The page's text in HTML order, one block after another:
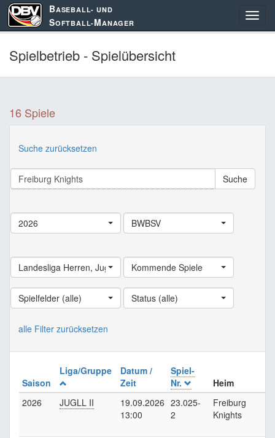
BASEBALL- UND
SOFTBALL-MANAGER
Spielbetrieb - Spielübersicht
16 Spiele
Suche zurücksetzen
Suche
2026 BWBSV
Landesliga Herren, Jugend Landesliga,Schüler Landesliga
Kommende Spiele
Spielfelder (alle) Status (alle)
alle Filter zurücksetzen
Saison
Liga/Gruppe
Datum /
Zeit
Spiel-
Nr.
Heim
2026
JUGLL II
19.09.2026
13:00
23.025-
2
Freiburg
Knights